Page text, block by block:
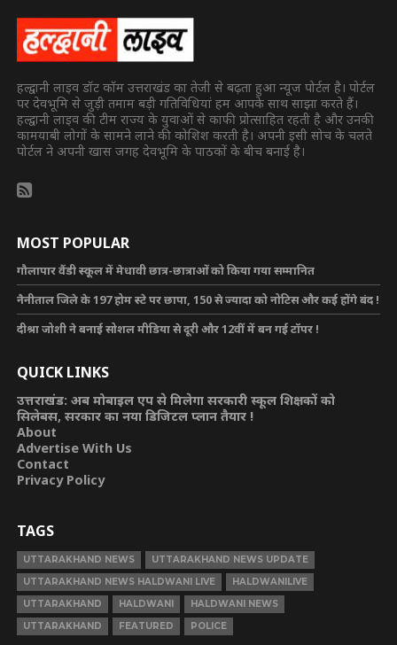
हल्द्वानी लाइव डॉट कॉम उत्तराखंड का तेजी से बढ़ता हुआ न्यूज पोर्टल है। पोर्टल
पर देवभूमि से जुड़ी तमाम बड़ी गतिविधियां हम आपके साथ साझा करते हैं।
हल्द्वानी लाइव की टीम राज्य के युवाओं से काफी प्रोत्साहित रहती है और उनकी
कामयाबी लोगों के सामने लाने की कोशिश करती है। अपनी इसी सोच के चलते
पोर्टल ने अपनी खास जगह देवभूमि के पाठकों के बीच बनाई है।
MOST POPULAR
गौलापार वैंडी स्कूल में मेधावी छात्र-छात्राओं को किया गया सम्मानित
नैनीताल जिले के 197 होम स्टे पर छापा, 150 से ज्यादा को नोटिस और कई होंगे बंद !
दीश्रा जोशी ने बनाई सोशल मीडिया से दूरी और 12वीं में बन गई टॉपर !
QUICK LINKS
उत्तराखंड: अब मोबाइल एप से मिलेगा सरकारी स्कूल शिक्षकों को
सिलेबस, सरकार का नया डिजिटल प्लान तैयार !
About
Advertise With Us
Contact
Privacy Policy
TAGS
UTTARAKHAND NEWS
UTTARAKHAND NEWS UPDATE
UTTARAKHAND NEWS HALDWANI LIVE
HALDWANILIVE
UTTARAKHAND
HALDWANI
HALDWANI NEWS
UTTARAKHAND
FEATURED POLICE